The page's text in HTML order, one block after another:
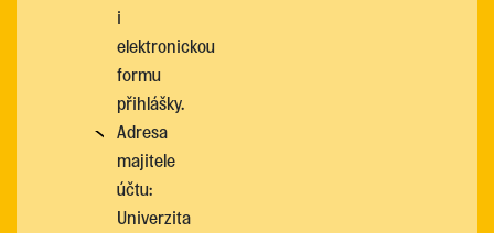
i
elektronickou
formu
přihlášky.
Adresa
majitele
účtu:
Univerzita